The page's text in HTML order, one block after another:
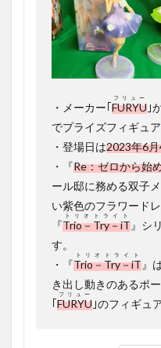
紹介：
ラム
1.2
”ラムち
ゃん
ワード
ス）”フ
ィギュ
アの外
1.3
”ラムち
ゃん
ワード
ス）”フ
ィギュ
・メーカー｢FURYU
フリュー
｣
でプライズフィギュア
・登場日は2023年6
・『Re：ゼロから始
ール邸に務める双子
い紫色のフラワード
『Trio－Try－iT
トリオトライト
』シ
す。
・
『Trio－Try－iT
トリオトライト
』
き出し動きのあるポ
｢FURYU
フリュー
｣のフィギュ